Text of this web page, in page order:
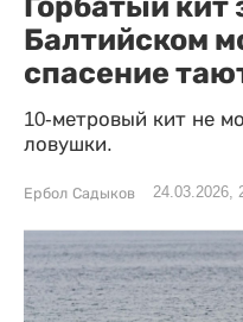
Балтийском
спасение
10-метровый кит не
ловушки.
Ербол Садыков 24.03.2026,